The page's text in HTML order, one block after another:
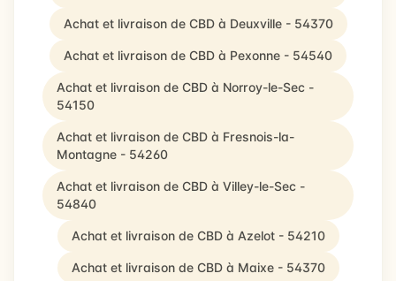
Achat et livraison de CBD à Deuxville - 54370
Achat et livraison de CBD à Pexonne - 54540
Achat et livraison de CBD à Norroy-le-Sec -
54150
Achat et livraison de CBD à Fresnois-la-
Montagne - 54260
Achat et livraison de CBD à Villey-le-Sec -
54840
Achat et livraison de CBD à Azelot - 54210
Achat et livraison de CBD à Maixe - 54370